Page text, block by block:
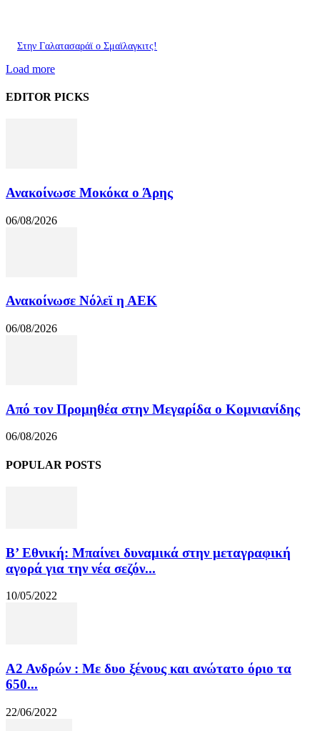
Στην Γαλατασαράϊ ο Σμαϊλαγκιτς!
Load more
EDITOR PICKS
Ανακοίνωσε Μοκόκα ο Άρης
06/08/2026
Ανακοίνωσε Νόλεϊ η ΑΕΚ
06/08/2026
Από τον Προμηθέα στην Μεγαρίδα ο Κομνιανίδης
06/08/2026
POPULAR POSTS
Β’ Εθνική: Μπαίνει δυναμικά στην μεταγραφική
αγορά για την νέα σεζόν...
10/05/2022
Α2 Ανδρών : Με δυο ξένους και ανώτατο όριο τα
650...
22/06/2022